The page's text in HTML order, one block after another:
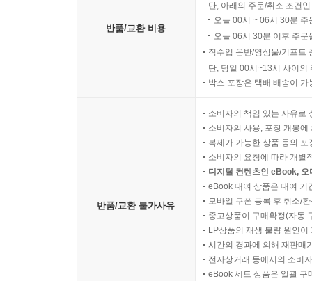
반품/교환 비용
단, 아래의 주문/취소 조건
오늘 00시 ~ 06시 30분
오늘 06시 30분 이후 주
직수입 음반/영상물/기프트
단, 당일 00시~13시 사이의
박스 포장은 택배 배송이
반품/교환 불가사유
소비자의 책임 있는 사유로
소비자의 사용, 포장 개봉
복제가 가능한 상품 등의
소비자의 요청에 따라 개별
디지털 컨텐츠인 eBook,
eBook 대여 상품은 대여 기
모바일 쿠폰 등록 후 취소/
중고상품이 구매확정(자동
LP상품의 재생 불량 원인
시간의 경과에 의해 재판매
전자상거래 등에서의 소비
eBook 세트 상품은 일괄 구